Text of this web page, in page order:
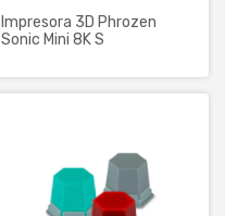
Impresora 3D Phrozen
Sonic Mini 8K S